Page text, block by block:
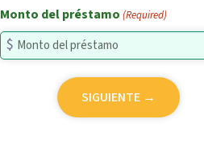
Monto del préstamo (Required)